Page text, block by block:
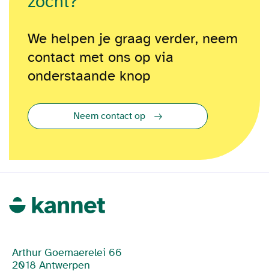
We helpen je graag verder, neem
contact met ons op via
onderstaande knop
Neem contact op
Arthur Goemaerelei 66
2018 Antwerpen